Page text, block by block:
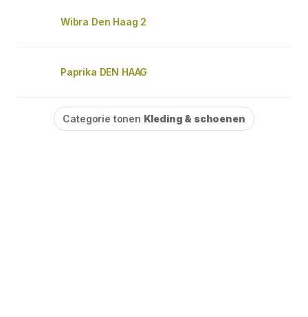
Wibra Den Haag 2
Paprika DEN HAAG
Categorie tonen Kleding & schoenen